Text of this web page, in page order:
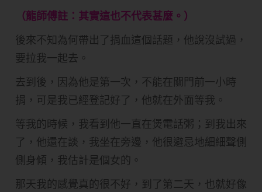
（龍師傅註：其實這也不代表甚麼。）
後來不知為何帶出了捐血這個話題，他說沒試過，
要拉我一起去。
去到後，因為他是第一次，不能在關門前一小時
捐，可是我已經登記好了，他就在外面等我。
等我的時候，我看到他一直在煲電話粥；到我出來
了，他還在談，我坐在旁邊，他很避忌地細細聲側
側身傾，我估計是個女的。
那天我的感覺真的很不好，到了第二天，也就好像